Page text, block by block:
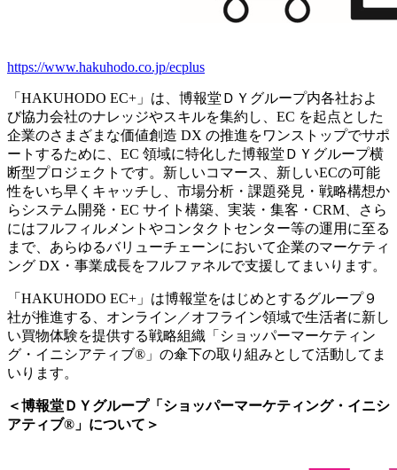
https://www.hakuhodo.co.jp/ecplus
「HAKUHODO EC+」は、博報堂ＤＹグループ内各社およ
び協⼒会社のナレッジやスキルを集約し、EC を起点とした
企業のさまざまな価値創造 DX の推進をワンストップでサポ
ートするために、EC 領域に特化した博報堂ＤＹグループ横
断型プロジェクトです。新しいコマース、新しいECの可能
性をいち早くキャッチし、市場分析・課題発⾒・戦略構想か
らシステム開発・EC サイト構築、実装・集客・CRM、さら
にはフルフィルメントやコンタクトセンター等の運⽤に⾄る
まで、あらゆるバリューチェーンにおいて企業のマーケティ
ング DX・事業成⻑をフルファネルで⽀援してまいります。
「HAKUHODO EC+」は博報堂をはじめとするグループ９
社が推進する、オンライン／オフライン領域で生活者に新し
い買物体験を提供する戦略組織「ショッパーマーケティン
グ・イニシアティブ®」の傘下の取り組みとして活動してま
いります。
＜博報堂ＤＹグループ「ショッパーマーケティング・イニシ
アティブ®」について＞